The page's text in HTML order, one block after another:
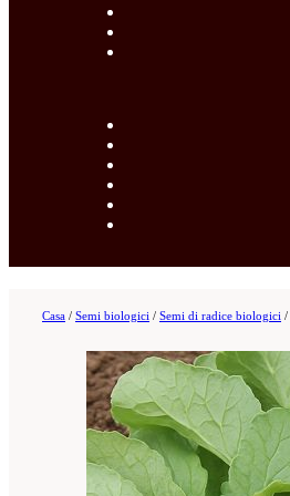
Casa / Semi biologici / Semi di radice biologici /